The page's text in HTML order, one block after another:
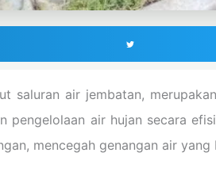
saluran air jembatan,
air hujan secara
mencegah genangan air